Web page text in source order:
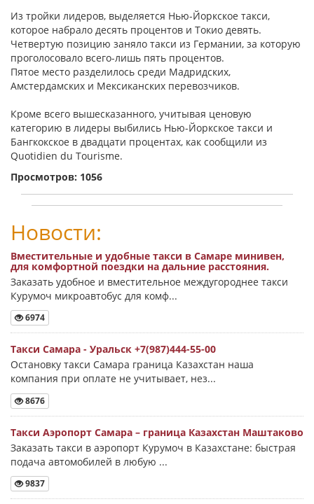
Из тройки лидеров, выделяется Нью-Йоркское такси,
которое набрало десять процентов и Токио девять.
Четвертую позицию заняло такси из Германии, за которую
проголосовало всего-лишь пять процентов.
Пятое место разделилось среди Мадридских,
Амстердамских и Мексиканских перевозчиков.
Кроме всего вышесказанного, учитывая ценовую
категорию в лидеры выбились Нью-Йоркское такси и
Бангкокское в двадцати процентах, как сообщили из
Quotidien du Tourisme.
Просмотров: 1056
Новости:
Вместительные и удобные такси в Самаре минивен,
для комфортной поездки на дальние расстояния.
Заказать удобное и вместительное междугороднее такси
Курумоч микроавтобус для комф...
6974
Такси Самара - Уральск +7(987)444-55-00
Остановку такси Самара граница Казахстан наша
компания при оплате не учитывает, нез...
8676
Такси Аэропорт Самара – граница Казахстан Маштаково
Заказать такси в аэропорт Курумоч в Казахстане: быстрая
подача автомобилей в любую ...
9837